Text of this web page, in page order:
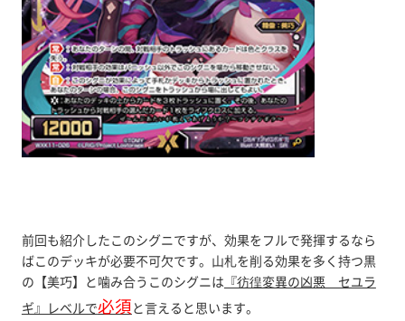
前回も紹介したこのシグニですが、効果をフルで発揮するなら
ばこのデッキが必要不可欠です。山札を削る効果を多く持つ黒
の【美巧】と噛み合うこのシグニは 『彷徨変異の凶悪 セユラ
ギ』レベルで必須と言えると思います。